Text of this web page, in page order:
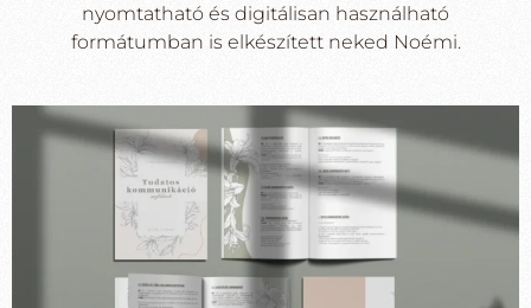
nyomtatható és digitálisan használható
formátumban is elkészített neked Noémi.